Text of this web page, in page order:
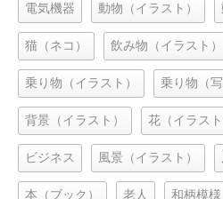
電気機器 動物（イラスト）
猫（ネコ） 飲み物（イラスト）
乗り物（イラスト） 乗り物（写
背景（イラスト） 花（イラスト
ビジネス 風景（イラスト）
本（ブック） 老人 和柄模様